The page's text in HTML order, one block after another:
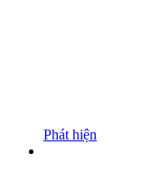
Phát hiện